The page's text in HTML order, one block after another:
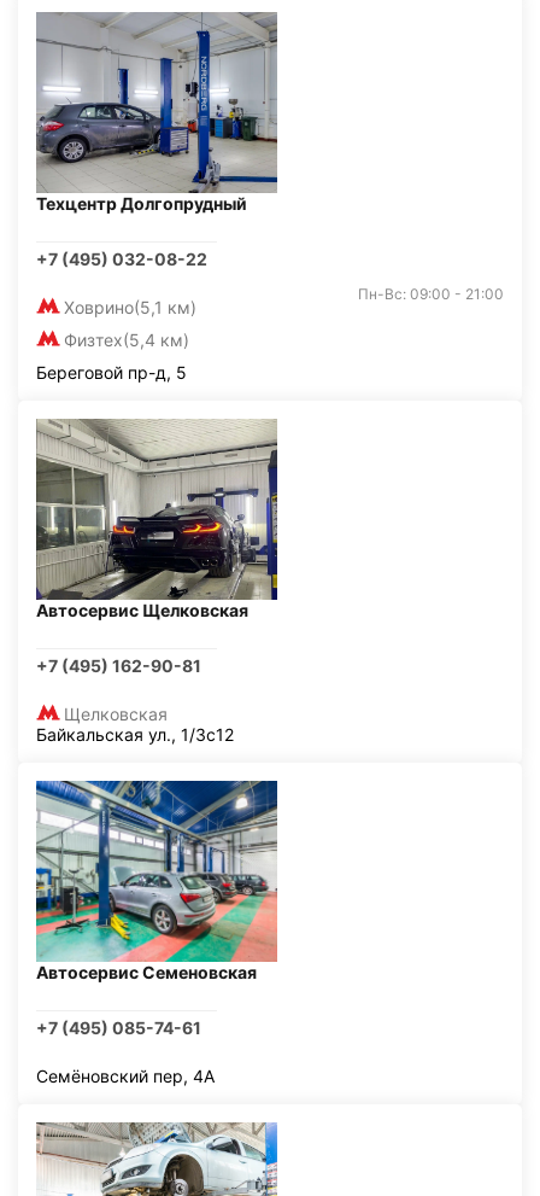
Техцентр Долгопрудный
+7 (495) 032-08-22
Ховрино(5,1 км)
Физтех(5,4 км)
Пн-Вс: 09:00 - 21:00
Береговой пр-д, 5
Автосервис Щелковская
+7 (495) 162-90-81
Щелковская
Байкальская ул., 1/3с12
Автосервис Семеновская
+7 (495) 085-74-61
Семёновский пер, 4А